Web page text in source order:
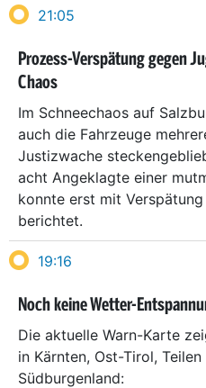
21:05
Prozess-Verspätung gegen
Chaos
Im Schneechaos auf
auch die Fahrzeuge
Justizwache
acht Angeklagte einer
konnte erst mit
berichtet.
19:16
Noch keine Wetter-
Die aktuelle Warn-Karte
in Kärnten, Ost-Tirol,
Südburgenland: